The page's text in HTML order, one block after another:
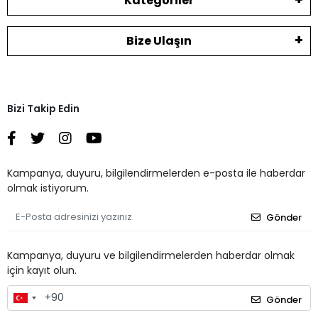
Bize Ulaşın
Bizi Takip Edin
Kampanya, duyuru, bilgilendirmelerden e-posta ile haberdar
olmak istiyorum.
Gönder
Kampanya, duyuru ve bilgilendirmelerden haberdar olmak
için kayıt olun.
Gönder